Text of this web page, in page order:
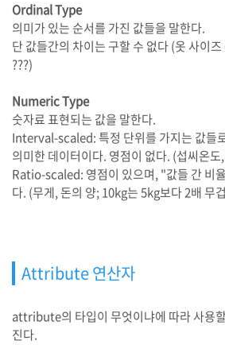
Ordinal Type
의미가 있는 순서를 가진 값들을 말한다.
단 값들간의 차이는 구할 수 없다 (옷 사이
???)
Numeric Type
숫자료 표현되는 값을 말한다.
Interval-scaled: 특정 단위를 가지는 값들
의미한 데이터이다. 영점이 없다. (섭씨온
Ratio-scaled: 영점이 있으며, "값들 간 비
다. (무게, 돈의 양; 10kg는 5kg보다 2배 무
Attribute 연산자
attribute의 타입이 무엇이냐에 따라 사용
진다.